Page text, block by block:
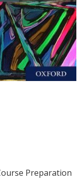
Preparation